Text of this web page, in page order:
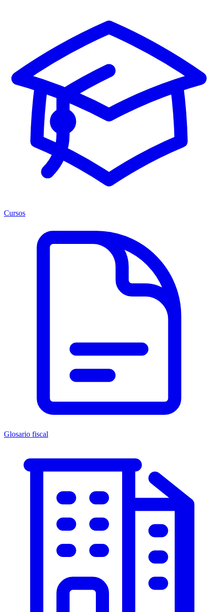
Cursos
Glosario fiscal